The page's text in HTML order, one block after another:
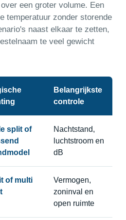
een groter volume. Een
temperatuur zonder storende
naast elkaar te zetten,
te veel gewicht
Belangrijkste
controle
split of
Nachtstand,
luchtstroom en
dB
of multi
Vermogen,
zoninval en
open ruimte